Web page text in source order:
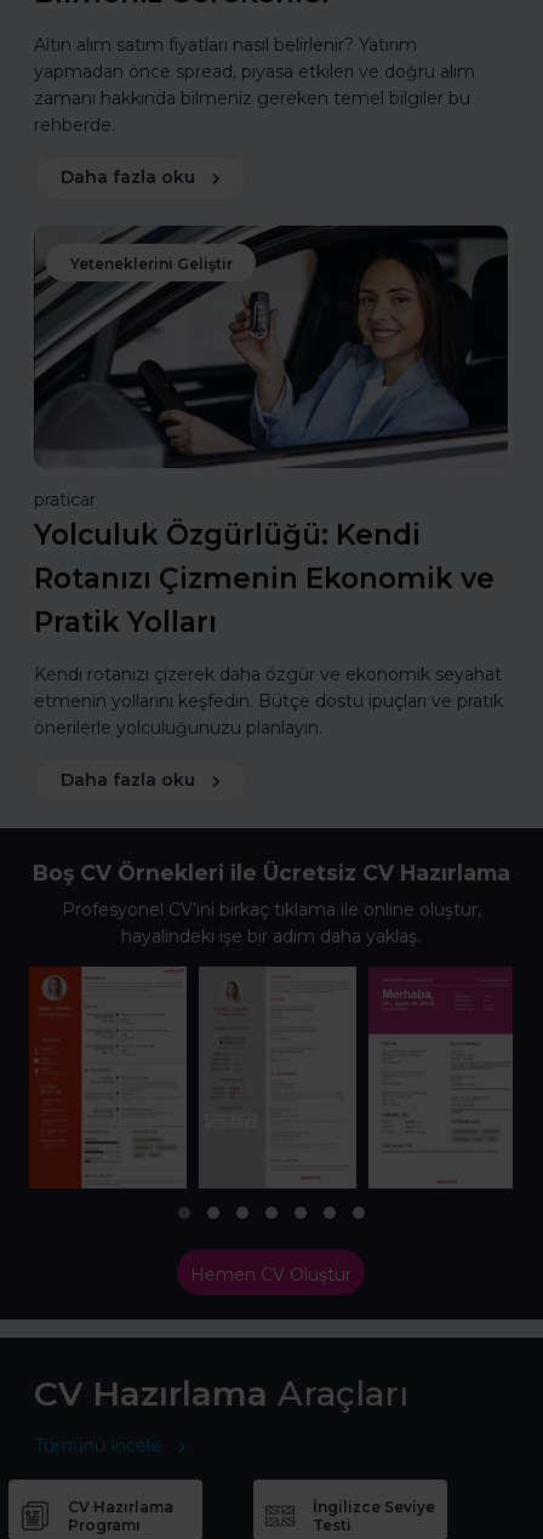
Altın alım satım fiyatları nasıl belirlenir? Yatırım
yapmadan önce spread, piyasa etkileri ve doğru alım
zamanı hakkında bilmeniz gereken temel bilgiler bu
rehberde.
Daha fazla oku
Yeteneklerini Geliştir
praticar
Yolculuk Özgürlüğü: Kendi
Rotanızı Çizmenin Ekonomik ve
Pratik Yolları
Kendi rotanızı çizerek daha özgür ve ekonomik seyahat
etmenin yollarını keşfedin. Bütçe dostu ipuçları ve pratik
önerilerle yolculuğunuzu planlayın.
Daha fazla oku
Boş CV Örnekleri ile Ücretsiz CV Hazırlama
Profesyonel CV’ini birkaç tıklama ile online oluştur,
hayalindeki işe bir adım daha yaklaş.
Hemen CV Oluştur
CV Hazırlama Araçları
Tümünü İncele
CV Hazırlama
Programı
İngilizce Seviye
Testi